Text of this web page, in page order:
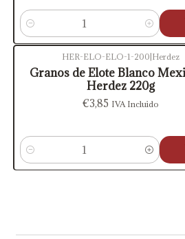
Cantidad
HER-ELO-ELO-1-200 Herdez
Granos de Elote Blanco
Herdez 220g
€3,85 IVA Incluido
Cantidad